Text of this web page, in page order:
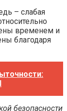
– слабая
временем и
благодаря
безопасности